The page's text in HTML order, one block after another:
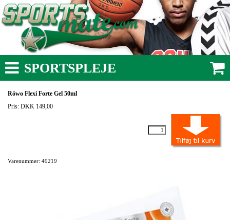
SPORTSPLEJE
Röwo Flexi Forte Gel 50ml
Pris: DKK 149,00
Varenummer: 49219